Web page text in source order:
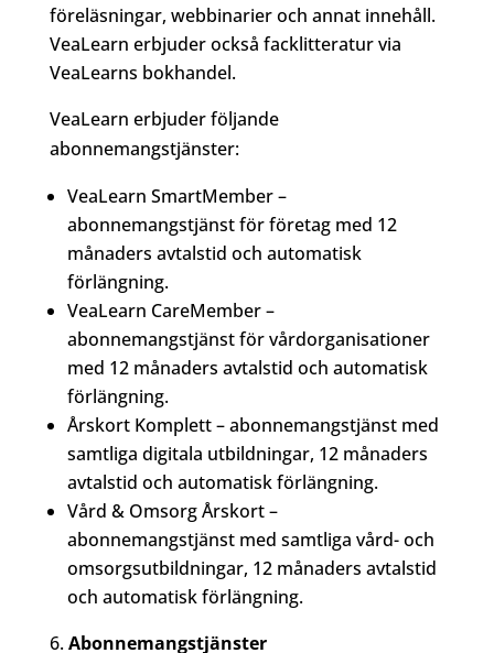
föreläsningar, webbinarier och annat innehåll.
VeaLearn erbjuder också facklitteratur via
VeaLearns bokhandel.
VeaLearn erbjuder följande
abonnemangstjänster:
VeaLearn SmartMember –
abonnemangstjänst för företag med 12
månaders avtalstid och automatisk
förlängning.
VeaLearn CareMember –
abonnemangstjänst för vårdorganisationer
med 12 månaders avtalstid och automatisk
förlängning.
Årskort Komplett – abonnemangstjänst med
samtliga digitala utbildningar, 12 månaders
avtalstid och automatisk förlängning.
Vård & Omsorg Årskort –
abonnemangstjänst med samtliga vård- och
omsorgsutbildningar, 12 månaders avtalstid
och automatisk förlängning.
Abonnemangstjänster